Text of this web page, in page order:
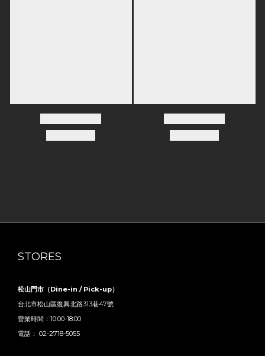
STORES
松山門市（Dine-in / Pick-up）
台北市松山區復興北路313巷47號
營業時間：10:00-18:00
電話： 02-2718-5055